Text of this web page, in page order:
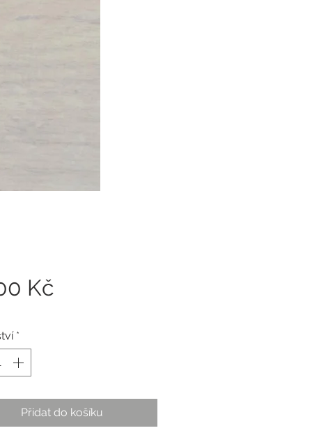
KčCena
*
Přidat do košíku